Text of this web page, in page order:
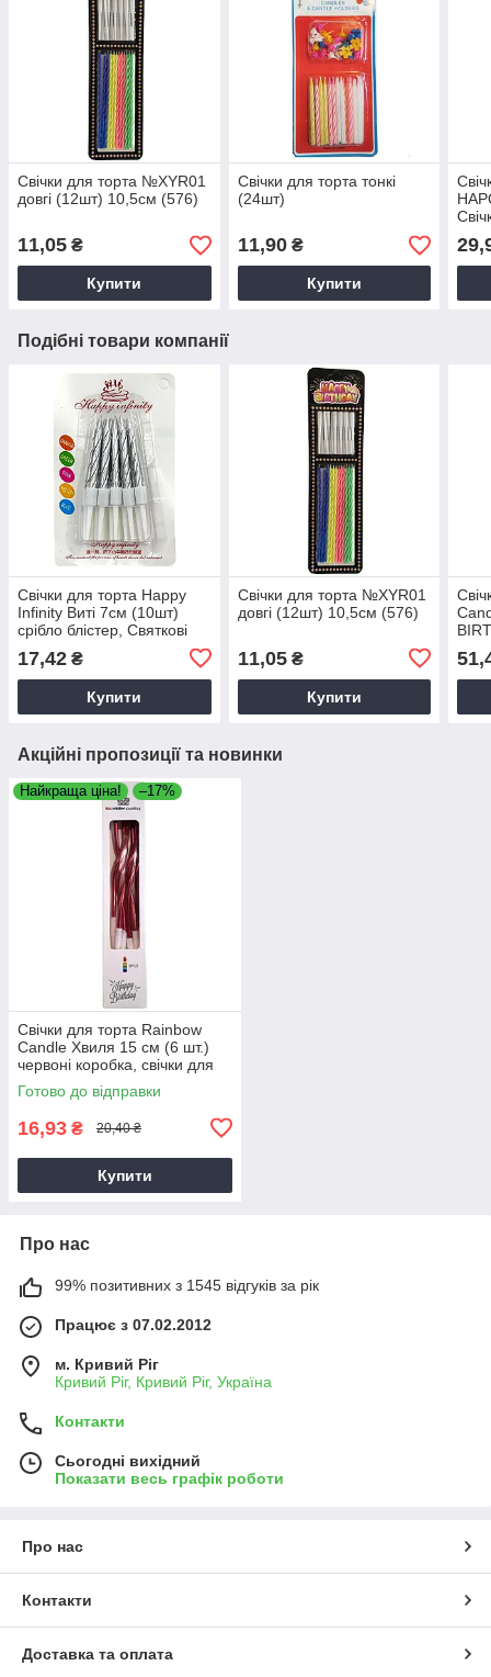
Свічки для торта №XYR01
довгі (12шт) 10,5см (576)
11,05 ₴
Купити
Свічки для торта тонкі
(24шт)
11,90₴
Купити
Подібні товари компанії
Свічки для торта Happy
Infinity Виті 7см (10шт)
срібло блістер, Святкові
свічки спіральні, Свічки на
торт
17,42 ₴
Купити
Свічки для торта №XYR01
довгі (12шт) 10,5см (576)
11,05₴
Купити
Акційні пропозиції та новинки
Найкраща ціна! –17%
Свічки для торта Rainbow
Candle Хвиля 15 см (6 шт.)
червоні коробка, свічки для
ювілею
Готово до відправки
16,93 ₴ 20,40 ₴
Купити
Про нас
99% позитивних з 1545 відгуків за рік
Працює з 07.02.2012
м. Кривий Ріг
Кривий Ріг, Кривий Ріг, Україна
Контакти
Сьогодні вихідний
Показати весь графік роботи
Про нас
Контакти
Доставка та оплата